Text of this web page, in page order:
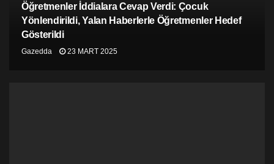
yaşayabileceklerine olan inançlarını yeniledi.
Öğretmenler İddialara Cevap Verdi: Çocuk
Yönlendirildi, Yalan Haberlerle Öğretmenler Hedef
Gösterildi
Gazedda 23 MART 2025